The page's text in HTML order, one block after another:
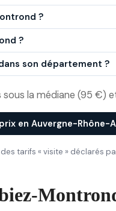
?
?
son département ?
la médiane (95 €)
en Auvergne-Rhône-
tarifs « visite » déclarés